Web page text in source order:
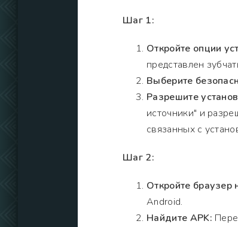
Шаг 1:
Откройте опции
представлен
Выберите
Разрешите
источники" и
связанных с
Шаг 2:
Откройте браузер
Android.
Найдите APK: